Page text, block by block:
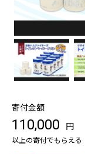
寄付金額
110,000 円
以上の寄付でもらえる